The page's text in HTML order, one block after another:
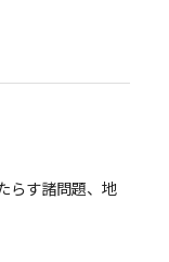
らす諸問題、地